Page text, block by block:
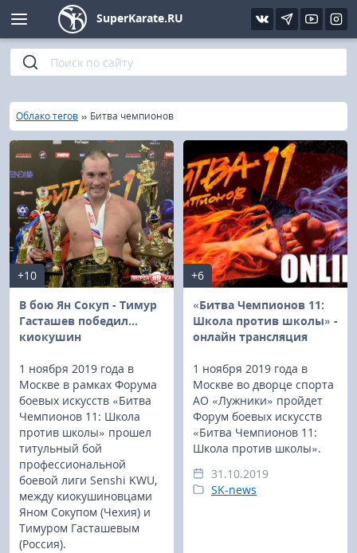
SuperKarate.RU
Главная
»
Облако тегов » Битва чемпионов
+10
В бою Ян Сокуп - Тимур
Гасташев победил...
киокушин
1 ноября 2019 года в
Москве в рамках Форума
боевых искусств «Битва
Чемпионов 11: Школа
против школы» прошел
титульный бой
профессиональной
боевой лиги Senshi KWU,
между киокушиновцами
Яном Сокупом (Чехия) и
Тимуром Гасташевым
(Россия).
+6
«Битва Чемпионов 11:
Школа против школы» -
онлайн трансляция
1 ноября 2019 года в
Москве во дворце спорта
АО «Лужники» пройдет
Форум боевых искусств
«Битва Чемпионов 11:
Школа против школы».
31.10.2019
SK-news
Киокушинкай
Кёкусин (IFK)
Шинкиокушинкай
Кекусин-кан
Кикбоксинг и K-1
Бокс
UFC и MMA
Муай тай
Фото
Видео
Интервью
Статьи
Уроки каратэ
Файлы
Библиотека